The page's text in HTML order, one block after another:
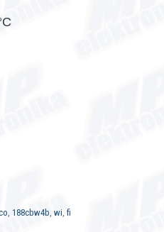
188cbw4b wi fi